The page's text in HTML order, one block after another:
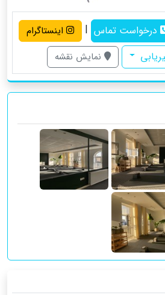
درخواست تماس | اینستاگرام
نمایش نقشه